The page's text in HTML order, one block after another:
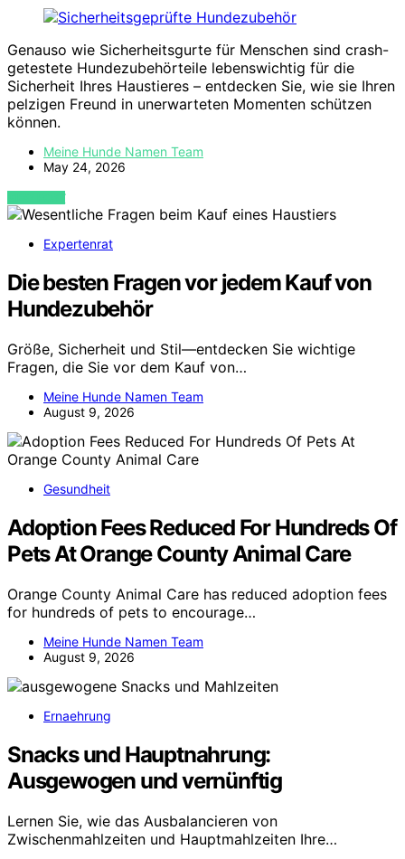
Genauso wie Sicherheitsgurte für Menschen sind crash-
getestete Hundezubehörteile lebenswichtig für die
Sicherheit Ihres Haustieres – entdecken Sie, wie sie Ihren
pelzigen Freund in unerwarteten Momenten schützen
können.
Meine Hunde Namen Team
May 24, 2026
VIEW POST
Expertenrat
Die besten Fragen vor jedem Kauf von
Hundezubehör
Größe, Sicherheit und Stil—entdecken Sie wichtige
Fragen, die Sie vor dem Kauf von…
Meine Hunde Namen Team
August 9, 2026
Gesundheit
Adoption Fees Reduced For Hundreds Of
Pets At Orange County Animal Care
Orange County Animal Care has reduced adoption fees
for hundreds of pets to encourage…
Meine Hunde Namen Team
August 9, 2026
Ernaehrung
Snacks und Hauptnahrung:
Ausgewogen und vernünftig
Lernen Sie, wie das Ausbalancieren von
Zwischenmahlzeiten und Hauptmahlzeiten Ihre…